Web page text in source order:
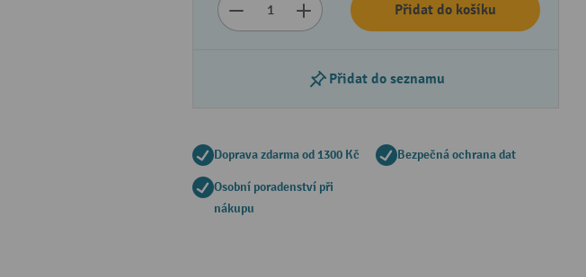
Přidat do košíku
Přidat do seznamu
Doprava zdarma od 1300 Kč Bezpečná ochrana dat
Osobní poradenství při
nákupu